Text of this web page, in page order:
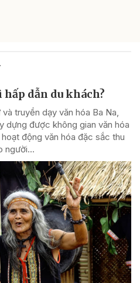
hấp dẫn du khách?
truyền dạy văn hóa Ba Na,
dựng được không gian văn hóa
động văn hóa đặc sắc thu
người...